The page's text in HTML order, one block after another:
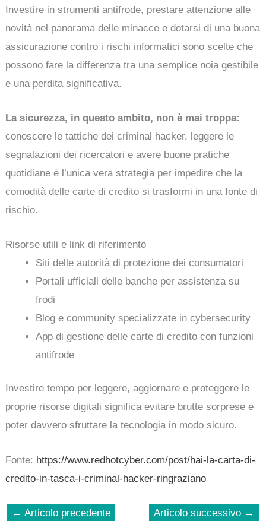
Investire in strumenti antifrode, prestare attenzione alle
novità nel panorama delle minacce e dotarsi di una buona
assicurazione contro i rischi informatici sono scelte che
possono fare la differenza tra una semplice noia gestibile
e una perdita significativa.
La sicurezza, in questo ambito, non è mai troppa:
conoscere le tattiche dei criminal hacker, leggere le
segnalazioni dei ricercatori e avere buone pratiche
quotidiane è l’unica vera strategia per impedire che la
comodità delle carte di credito si trasformi in una fonte di
rischio.
Risorse utili e link di riferimento
Siti delle autorità di protezione dei consumatori
Portali ufficiali delle banche per assistenza su
frodi
Blog e community specializzate in cybersecurity
App di gestione delle carte di credito con funzioni
antifrode
Investire tempo per leggere, aggiornare e proteggere le
proprie risorse digitali significa evitare brutte sorprese e
poter davvero sfruttare la tecnologia in modo sicuro.
Fonte: https://www.redhotcyber.com/post/hai-la-carta-di-
credito-in-tasca-i-criminal-hacker-ringraziano
← Articolo precedente Articolo successivo →